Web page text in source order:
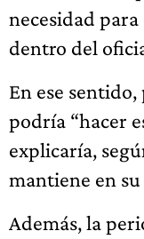
necesidad
dentro del
En ese
podría “hacer
explicaría,
mantiene en
Además, la